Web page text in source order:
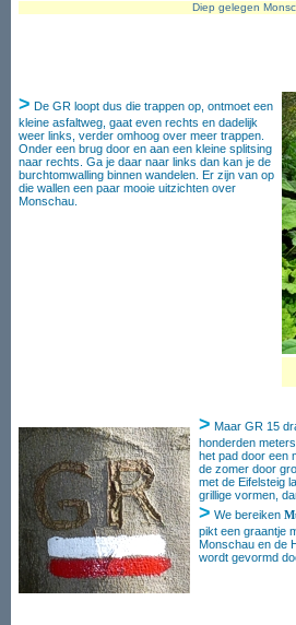
> De GR loopt dus die trappen op, ontmoet een
kleine asfaltweg, gaat even rechts en dadelijk
weer links, verder omhoog over meer trappen.
Onder een brug door en aan een kleine splitsing
naar rechts. Ga je daar naar links dan kan je de
burchtomwalling binnen wandelen. Er zijn van op
die wallen een paar mooie uitzichten over
Monschau.
> Maar GR 15
honderden
het pad door een
de zomer door
met de Eifelsteig
grillige vormen,
> We bereiken
pikt een graantje
Monschau en de
wordt gevormd
Diep gelegen